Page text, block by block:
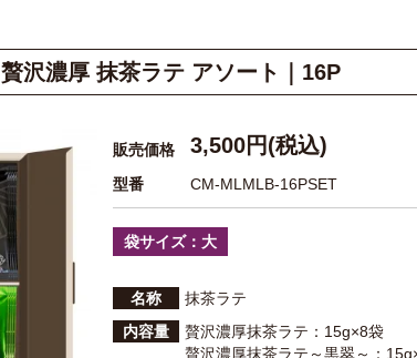
贅沢濃厚 抹茶ラテ アソート｜16P
販売価格 3,500円(税込)
型番 CM-MLMLB-16PSET
袋サイズ：大
名称
抹茶ラテ
内容量
贅沢濃厚抹茶ラテ：15g×8袋
贅沢濃厚抹茶ラテ～黒翠～：